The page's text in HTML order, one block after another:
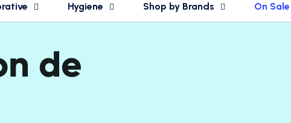
Hygiene Shop by Brands On Sale
de